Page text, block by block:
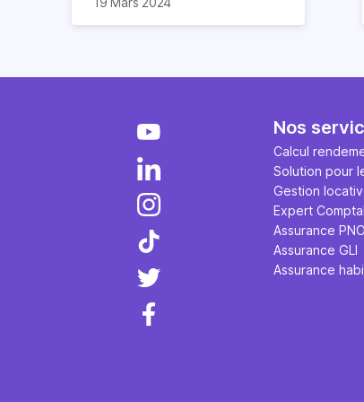
les investisseurs. Cet indicateur
Nos
Calcul
Solution pour
Gestion
Expert
Assurance PNO
Assurance GLI
Assurance